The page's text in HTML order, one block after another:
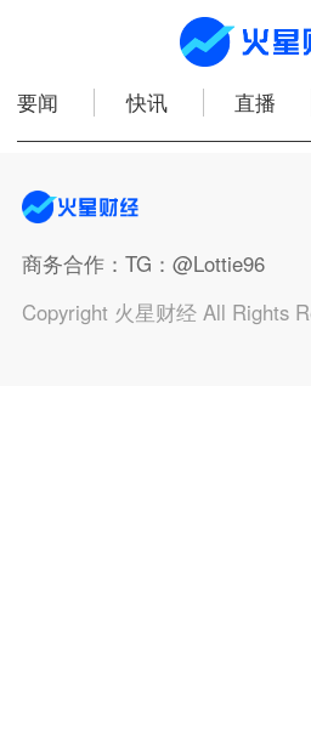
要闻 快讯 直播
商务合作：TG：@Lottie96
Copyright 火星财经 All Rights